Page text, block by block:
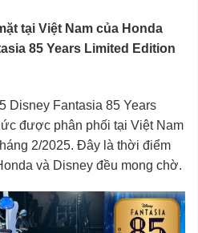
tại Việt Nam của Honda
85 Years Limited Edition
Disney Fantasia 85 Years
được phân phối tại Việt Nam
2/2025. Đây là thời điểm
và Disney đều mong chờ.